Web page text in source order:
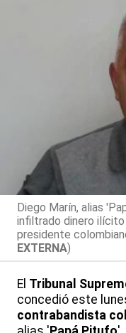
Diego Marín, alias
infiltrado dinero
presidente
EXTERNA)
El Tribunal
concedió este
contrabandista